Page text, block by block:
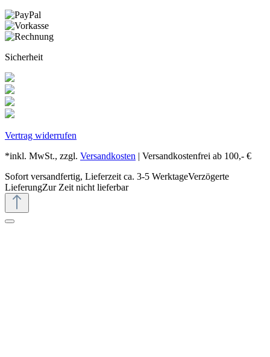
Sicherheit
Vertrag widerrufen
*inkl. MwSt., zzgl. Versandkosten | Versandkostenfrei ab 100,- €
Sofort versandfertig, Lieferzeit ca. 3-5 WerktageVerzögerte
LieferungZur Zeit nicht lieferbar